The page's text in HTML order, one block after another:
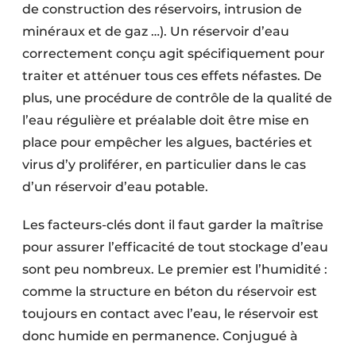
de construction des réservoirs, intrusion de
minéraux et de gaz …). Un réservoir d’eau
correctement conçu agit spécifiquement pour
traiter et atténuer tous ces effets néfastes. De
plus, une procédure de contrôle de la qualité de
l’eau régulière et préalable doit être mise en
place pour empêcher les algues, bactéries et
virus d’y proliférer, en particulier dans le cas
d’un réservoir d’eau potable.
Les facteurs-clés dont il faut garder la maîtrise
pour assurer l’efficacité de tout stockage d’eau
sont peu nombreux. Le premier est l’humidité :
comme la structure en béton du réservoir est
toujours en contact avec l’eau, le réservoir est
donc humide en permanence. Conjugué à